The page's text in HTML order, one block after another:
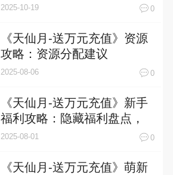
2025-10-19 0
《天仙月-送万元充值》资源
攻略：资源分配建议
2025-08-06 0
《天仙月-送万元充值》新手
福利攻略：隐藏福利盘点，
99%玩家错过的宝藏秘籍！
2025-08-01 0
《天仙月-送万元充值》萌新